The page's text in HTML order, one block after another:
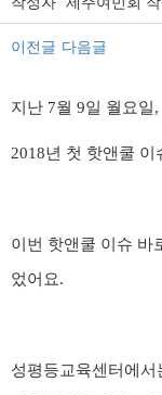
이전글 다음글
본문
지난 7월 9일 월요일,
2018년 첫 핫앤쿨
이번 핫앤쿨 이슈 바
었어요.
성평등교육센터에서